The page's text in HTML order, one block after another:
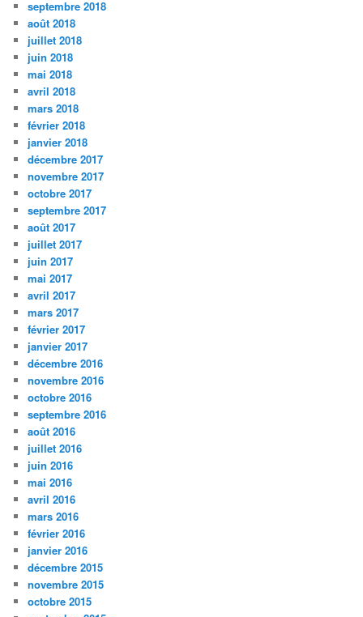
septembre 2018
août 2018
juillet 2018
juin 2018
mai 2018
avril 2018
mars 2018
février 2018
janvier 2018
décembre 2017
novembre 2017
octobre 2017
septembre 2017
août 2017
juillet 2017
juin 2017
mai 2017
avril 2017
mars 2017
février 2017
janvier 2017
décembre 2016
novembre 2016
octobre 2016
septembre 2016
août 2016
juillet 2016
juin 2016
mai 2016
avril 2016
mars 2016
février 2016
janvier 2016
décembre 2015
novembre 2015
octobre 2015